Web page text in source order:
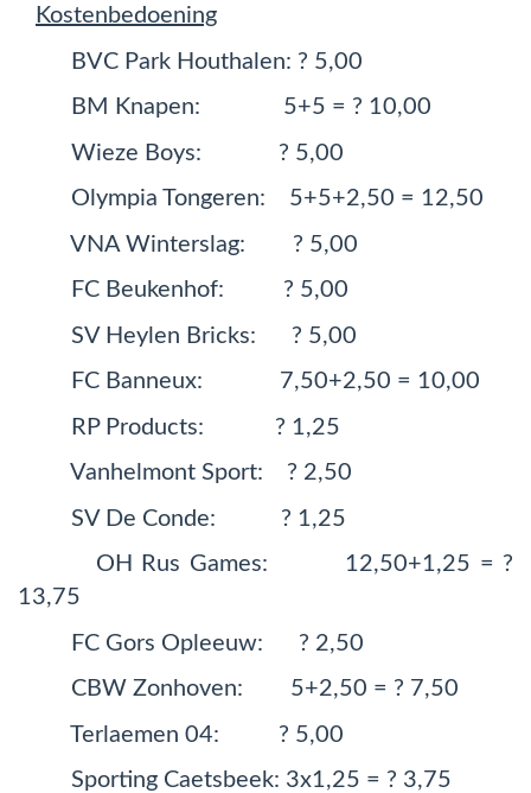
Kostenbedoening
BVC Park Houthalen: ? 5,00
BM Knapen: 5+5 = ? 10,00
Wieze Boys: ? 5,00
Olympia Tongeren: 5+5+2,50 = 12,50
VNA Winterslag: ? 5,00
FC Beukenhof: ? 5,00
SV Heylen Bricks: ? 5,00
FC Banneux: 7,50+2,50 = 10,00
RP Products: ? 1,25
Vanhelmont Sport: ? 2,50
SV De Conde: ? 1,25
OH Rus Games: 12,50+1,25 = ?
13,75
FC Gors Opleeuw: ? 2,50
CBW Zonhoven: 5+2,50 = ? 7,50
Terlaemen 04: ? 5,00
Sporting Caetsbeek: 3x1,25 = ? 3,75